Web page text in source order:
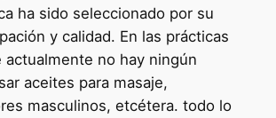
ha sido seleccionado por su
y calidad. En las prácticas
actualmente no hay ningún
aceites para masaje,
masculinos, etcétera. todo lo